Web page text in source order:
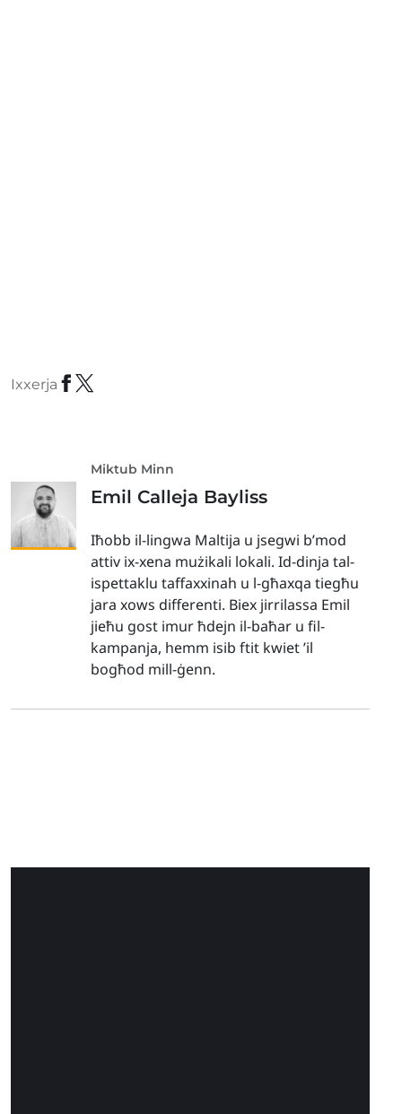
Ixxerja
Miktub Minn
Emil Calleja Bayliss
Iħobb il-lingwa Maltija u jsegwi b’mod
attiv ix-xena mużikali lokali. Id-dinja tal-
ispettaklu taffaxxinah u l-għaxqa tiegħu
jara xows differenti. Biex jirrilassa Emil
jieħu gost imur ħdejn il-baħar u fil-
kampanja, hemm isib ftit kwiet ’il
bogħod mill-ġenn.